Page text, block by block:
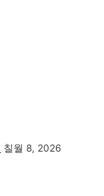
칠월 8, 2026